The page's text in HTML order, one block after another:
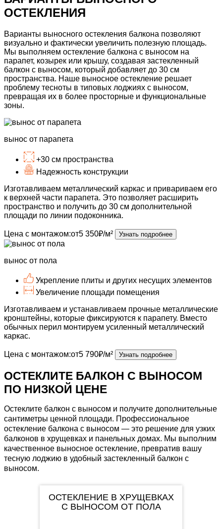
ОСТЕКЛЕНИЯ
Варианты выносного остекления балкона позволяют
визуально и фактически увеличить полезную площадь.
Мы выполняем остекление балкона с выносом на
парапет, козырек или крышу, создавая застекленный
балкон с выносом, который добавляет до 30 см
пространства. Наше выносное остекление решает
проблему тесноты в типовых лоджиях с выносом,
превращая их в более просторные и функциональные
зоны.
вынос от парапета
+30 см пространства
Надежность конструкции
Изготавливаем металлический каркас и привариваем его
к верхней части парапета. Это позволяет расширить
пространство и получить до 30 см дополнительной
площади по линии подоконника.
Цена с монтажом:от5 350₽/м² Узнать подробнее
вынос от пола
Укрепление плиты и других несущих элементов
Увеличение площади помещения
Изготавливаем и устанавливаем прочные металлические
кронштейны, которые фиксируются к парапету. Вместо
обычных перил монтируем усиленный металлический
каркас.
Цена с монтажом:от5 790₽/м² Узнать подробнее
ОСТЕКЛИТЕ БАЛКОН С ВЫНОСОМ
ПО НИЗКОЙ ЦЕНЕ
Остеклите балкон с выносом и получите дополнительные
сантиметры ценной площади. Профессиональное
остекление балкона с выносом — это решение для узких
балконов в хрущевках и панельных домах. Мы выполним
качественное выносное остекление, превратив вашу
тесную лоджию в удобный застекленный балкон с
выносом.
ОСТЕКЛЕНИЕ В ХРУЩЕВКАХ
С ВЫНОСОМ ОТ ПОЛА